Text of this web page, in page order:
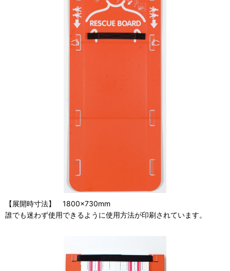
【展開時寸法】 1800×730mm
誰でも迷わず使用できるように使用方法が印刷されています。